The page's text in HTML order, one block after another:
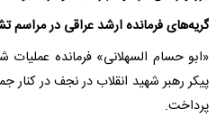
گریه‌های فرمانده ارشد عراقی در مراسم
«ابو حسام السهلانی» فرمانده
پیکر رهبر شهید انقلاب در نجف در کنار
پرداخت.